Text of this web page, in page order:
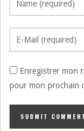
Enregistrer mon
pour mon prochain